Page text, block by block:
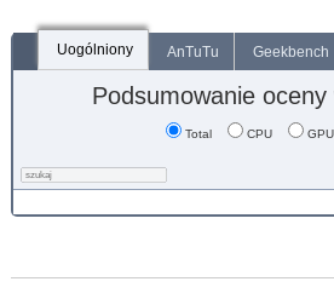
Uogólniony AnTuTu Geekbench
Podsumowanie oceny
Total CPU GPU